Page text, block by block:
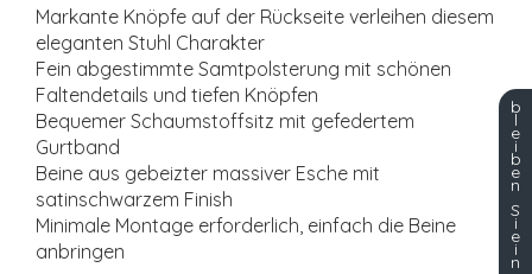
Markante Knöpfe auf der Rückseite verleihen diesem
eleganten Stuhl Charakter
Fein abgestimmte Samtpolsterung mit schönen
Faltendetails und tiefen Knöpfen
Bequemer Schaumstoffsitz mit gefedertem
Gurtband
Beine aus gebeizter massiver Esche mit
satinschwarzem Finish
Minimale Montage erforderlich, einfach die Beine
anbringen
b
l
e
i
b
e
n
S
i
e
i
n